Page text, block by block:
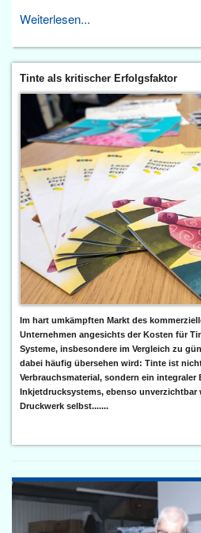
Weiterlesen...
Tinte als kritischer Erfolgsfaktor
Im hart umkämpften Markt des
Unternehmen angesichts der Kosten für
Systeme, insbesondere im Vergleich zu
dabei häufig übersehen wird: Tinte ist
Verbrauchsmaterial, sondern ein integraler
Inkjetdrucksystems, ebenso unverzichtbar
Druckwerk selbst.......